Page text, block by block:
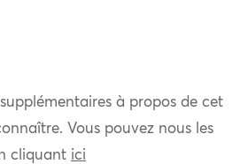
à propos de cet
Vous pouvez nous les
cliquant ici